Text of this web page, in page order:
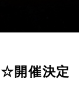
開催決定